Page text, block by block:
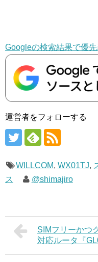
Googleの検索結果で優
運営者をフォローする
WILLCOM, WX01TJ,
ス
@shimajiro
SIMフリーかつ
対応ルータ『